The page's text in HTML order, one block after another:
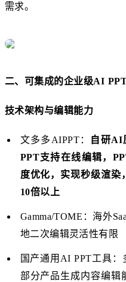
需求。
二、可集成的企业级AI
技术架构与编辑能力
文多多AIPPT：
自研AI
PPT支持在线编辑，
度优化，实现秒级渲染
10倍以上
Gamma/TOME：海外
地二次编辑灵活性有限
国产通用AI PPT工具：
部分产品生成内容编辑